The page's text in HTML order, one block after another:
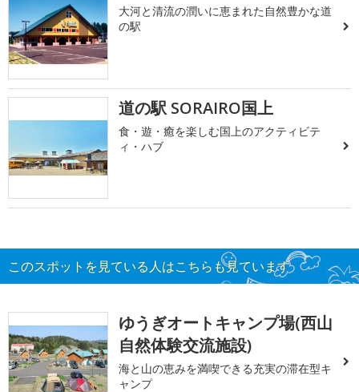
大河と清流の潤いに恵まれた自然豊かな道
の駅
道の駅 SORAIRO国上
食・遊・癒を楽しむ国上のアクティビテ
ィ・ハブ
このスポットを見ている人はこちらも見ています
ゆうぎオートキャンプ場(西山
自然体験交流施設)
海と山の恵みを満喫できる充実の滞在型キ
ャンプ